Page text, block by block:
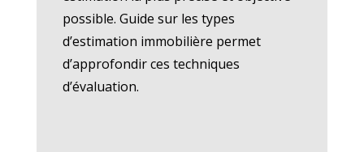
possible. Guide sur les types
d’estimation immobilière permet
d’approfondir ces techniques
d’évaluation.